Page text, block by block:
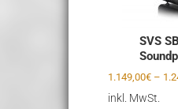
SVS
1.149,00€ –
inkl. MwSt.